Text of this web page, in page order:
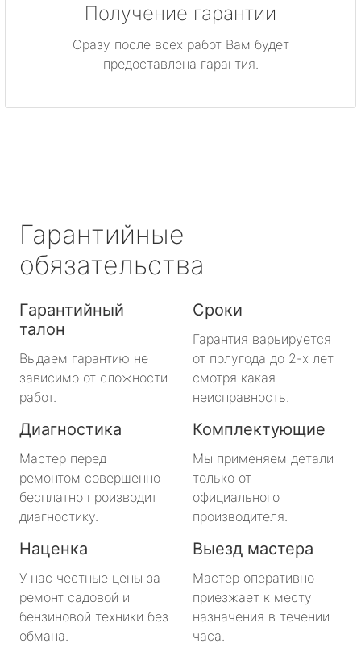
Получение гарантии
Сразу после всех работ Вам будет
предоставлена гарантия.
Гарантийные
обязательства
Гарантийный
талон
Выдаем гарантию не
зависимо от сложности
работ.
Сроки
Гарантия варьируется
от полугода до 2-х лет
смотря какая
неисправность.
Диагностика
Мастер перед
ремонтом совершенно
бесплатно производит
диагностику.
Комплектующие
Мы применяем детали
только от
официального
производителя.
Наценка
У нас честные цены за
ремонт садовой и
бензиновой техники без
обмана.
Выезд мастера
Мастер оперативно
приезжает к месту
назначения в течении
часа.